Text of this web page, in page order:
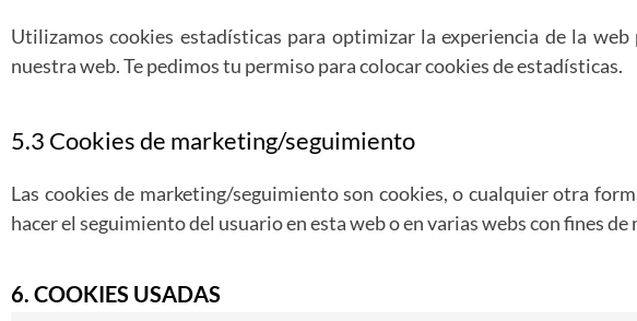
Utilizamos cookies estadísticas para optimizar la experiencia de la
nuestra web. Te pedimos tu permiso para colocar cookies de estadísticas.
5.3 Cookies de marketing/seguimiento
Las cookies de marketing/seguimiento son cookies, o cualquier otra
hacer el seguimiento del usuario en esta web o en varias webs con fines
6. COOKIES USADAS